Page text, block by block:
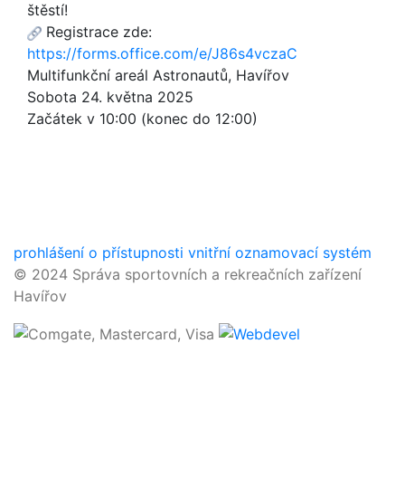
štěstí!
Registrace zde:
https://forms.office.com/e/J86s4vczaC
Multifunkční areál Astronautů, Havířov
Sobota 24. května 2025
Začátek v 10:00 (konec do 12:00)
prohlášení o přístupnosti vnitřní oznamovací systém
© 2024 Správa sportovních a rekreačních zařízení
Havířov